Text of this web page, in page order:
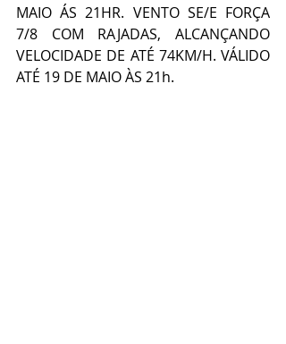
MAIO ÁS 21HR. VENTO SE/E FORÇA
7/8 COM RAJADAS, ALCANÇANDO
VELOCIDADE DE ATÉ 74KM/H. VÁLIDO
ATÉ 19 DE MAIO ÀS 21h.